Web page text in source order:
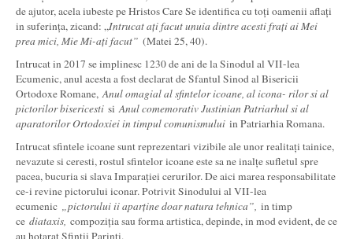
de ajutor, acela iubeste pe Hristos Care Se identifica cu toți oamenii aflați
in suferința, zicand: „Intrucat ați facut unuia dintre acesti frați ai Mei
prea mici, Mie Mi-ați facut” (Matei 25, 40).
Intrucat in 2017 se implinesc 1230 de ani de la Sinodul al VII-lea
Ecumenic, anul acesta a fost declarat de Sfantul Sinod al Bisericii
Ortodoxe Romane,Anul omagial al sfintelor icoane, al icona- rilor si al
pictorilor bisericesti siAnul comemorativ Justinian Patriarhul si al
aparatorilor Ortodoxiei in timpul comunismului in Patriarhia Romana.
Intrucat sfintele icoane sunt reprezentari vizibile ale unor realitați tainice,
nevazute si ceresti, rostul sfintelor icoane este sa ne inalțe sufletul spre
pacea, bucuria si slava Imparației cerurilor. De aici marea responsabilitate
ce-i revine pictorului iconar. Potrivit Sinodului al VII-lea
ecumenic „pictorului ii aparține doar natura tehnica”, in timp
ce diataxis, compoziția sau forma artistica, depinde, in mod evident, de ce
au hotarat Sfinții Parinți.